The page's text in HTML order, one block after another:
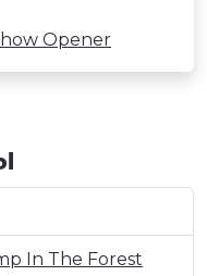
Opener
In The Forest